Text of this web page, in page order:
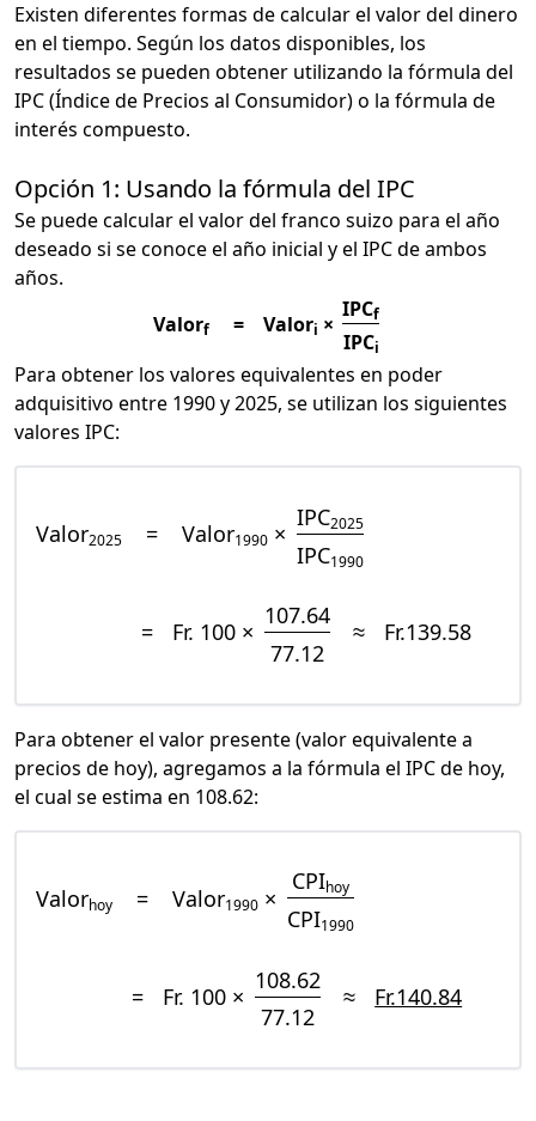
Existen diferentes formas de calcular el valor del dinero
en el tiempo. Según los datos disponibles, los
resultados se pueden obtener utilizando la fórmula del
IPC (Índice de Precios al Consumidor) o la fórmula de
interés compuesto.
Opción 1: Usando la fórmula del IPC
Se puede calcular el valor del franco suizo para el año
deseado si se conoce el año inicial y el IPC de ambos
años.
Valorf = Valori ×
IPCf
IPCi
Para obtener los valores equivalentes en poder
adquisitivo entre 1990 y 2025, se utilizan los siguientes
valores IPC:
Valor2025 = Valor1990 ×
IPC2025
IPC1990
= Fr. 100 ×
107.64
77.12
≈ Fr.139.58
Para obtener el valor presente (valor equivalente a
precios de hoy), agregamos a la fórmula el IPC de hoy,
el cual se estima en 108.62:
Valorhoy = Valor1990 ×
CPIhoy
CPI1990
= Fr. 100 ×
108.62
77.12
≈ Fr.140.84